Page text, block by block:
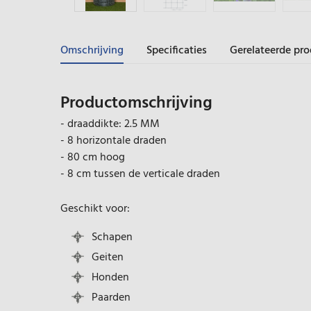
Omschrijving Specificaties Gerelateerde
Productomschrijving
- draaddikte: 2.5 MM
- 8 horizontale draden
- 80 cm hoog
- 8 cm tussen de verticale draden
Geschikt voor:
Schapen
Geiten
Honden
Paarden